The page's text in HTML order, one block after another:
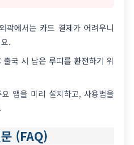
곽에서는 카드 결제가 어려우니
.
출국 시 남은 루피를 환전하기 위
요 앱을 미리 설치하고, 사용법을
(FAQ)